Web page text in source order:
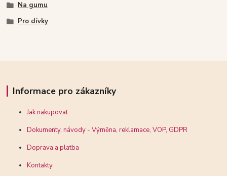
Na gumu
Pro dívky
Informace pro zákazníky
Jak nakupovat
Dokumenty, návody - Výměna, reklamace, VOP, GDPR
Doprava a platba
Kontakty